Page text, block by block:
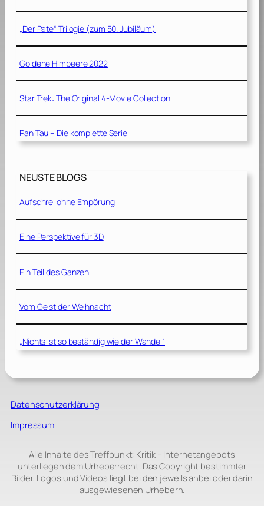
„Der Pate“ Trilogie (zum 50. Jubiläum)
Goldene Himbeere 2022
Star Trek: The Original 4-Movie Collection
Pan Tau – Die komplette Serie
NEUSTE BLOGS
Aufschrei ohne Empörung
Eine Perspektive für 3D
Ein Teil des Ganzen
Vom Geist der Weihnacht
„Nichts ist so beständig wie der Wandel“
Datenschutzerklärung
Impressum
Alle Inhalte des Treffpunkt: Kritik – Internetangebots
unterliegen dem Urheberrecht. Das Copyright bestimmter
Bilder, Logos und Videos liegt bei den jeweils anbei oder darin
ausgewiesenen Urhebern.